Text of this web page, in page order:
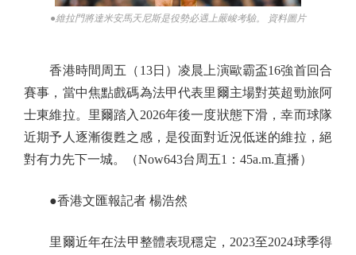
●維拉門將達米安馬天尼斯是役勢必遇上嚴峻考驗。 資料圖片
香港時間周五（13日）凌晨上演歐霸盃16強首回合
賽事，當中焦點戲碼為法甲代表里爾主場對英超勁旅阿
士東維拉。里爾踏入2026年後一度狀態下滑，幸而球隊
近期予人逐漸復甦之感，是役面對近況低迷的維拉，絕
對有力先下一城。（Now643台周五1：45a.m.直播）
●香港文匯報記者 楊浩然
里爾近年在法甲整體表現穩定，2023至2024球季得